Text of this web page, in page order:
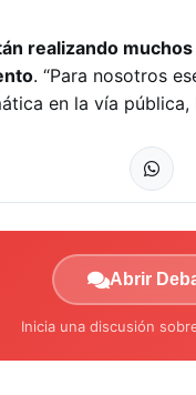
realizando
. “Para nosotros
en la vía pública,
Abrir
Inicia una discusión